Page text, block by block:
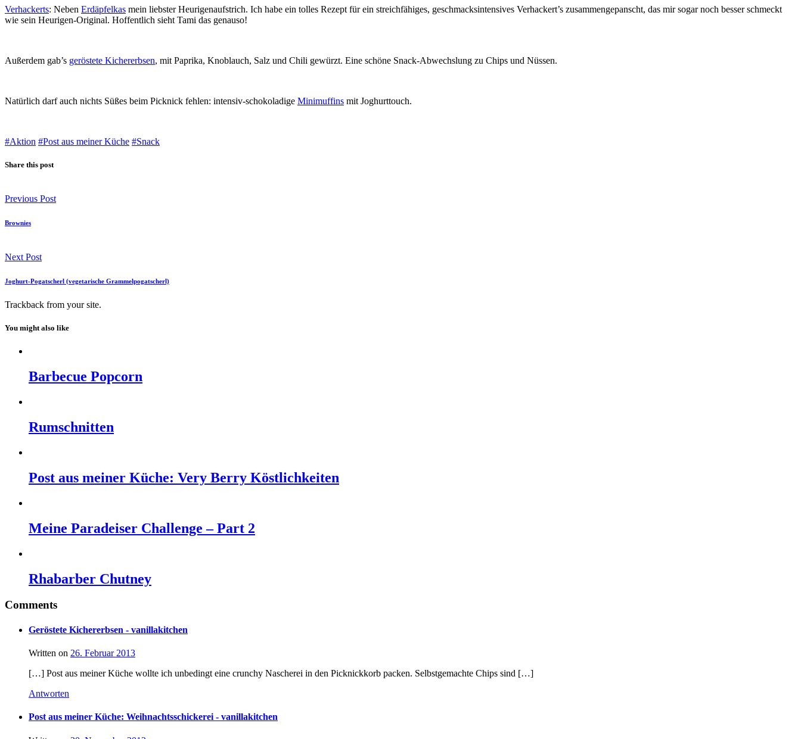
Verhackerts: Neben Erdäpfelkas mein liebster Heurigenaufstrich. Ich habe ein tolles Rezept für ein streichfähiges, geschmacksintensives Verhackert’s zusammengepanscht, das mir sogar noch besser schmeckt
wie sein Heurigen-Original. Hoffentlich sieht Tami das genauso!
Außerdem gab’s geröstete Kichererbsen, mit Paprika, Knoblauch, Salz und Chili gewürzt. Eine schöne Snack-Abwechslung zu Chips und Nüssen.
Natürlich darf auch nichts Süßes beim Picknick fehlen: intensiv-schokoladige Minimuffins mit Joghurttouch.
#Aktion #Post aus meiner Küche #Snack
Share this post
Previous Post
Brownies
Next Post
Joghurt-Pogatscherl (vegetarische Grammelpogatscherl)
Trackback from your site.
You might also like
Barbecue Popcorn
Rumschnitten
Post aus meiner Küche: Very Berry Köstlichkeiten
Meine Paradeiser Challenge – Part 2
Rhabarber Chutney
Comments
Geröstete Kichererbsen - vanillakitchen
Written on 26. Februar 2013
[…] Post aus meiner Küche wollte ich unbedingt eine crunchy Nascherei in den Picknickkorb packen. Selbstgemachte Chips sind […]
Antworten
Post aus meiner Küche: Weihnachtsschickerei - vanillakitchen